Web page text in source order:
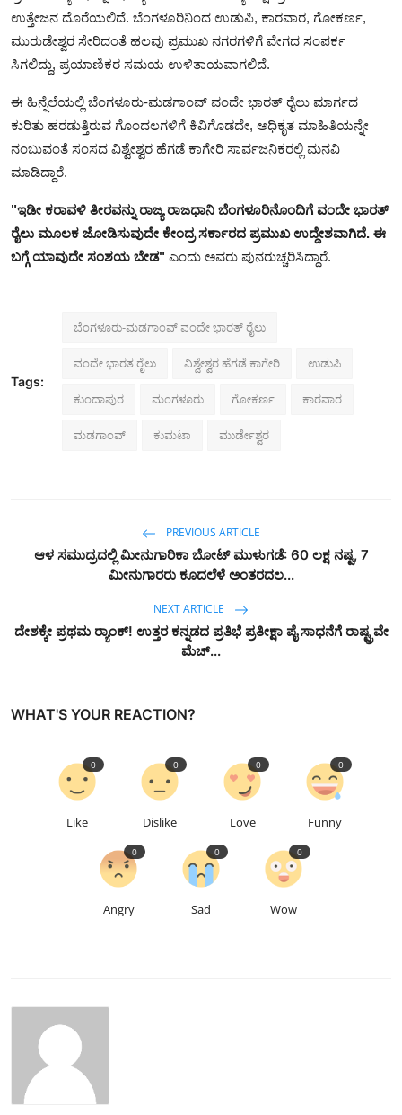
ಉತ್ತೇಜನ ದೊರೆಯಲಿದೆ. ಬೆಂಗಳೂರಿನಿಂದ ಉಡುಪಿ, ಕಾರವಾರ, ಗೋಕರ್ಣ,
ಮುರುಡೇಶ್ವರ ಸೇರಿದಂತೆ ಹಲವು ಪ್ರಮುಖ ನಗರಗಳಿಗೆ ವೇಗದ ಸಂಪರ್ಕ
ಸಿಗಲಿದ್ದು, ಪ್ರಯಾಣಿಕರ ಸಮಯ ಉಳಿತಾಯವಾಗಲಿದೆ.
ಈ ಹಿನ್ನೆಲೆಯಲ್ಲಿ ಬೆಂಗಳೂರು-ಮಡಗಾಂವ್ ವಂದೇ ಭಾರತ್ ರೈಲು ಮಾರ್ಗದ
ಕುರಿತು ಹರಡುತ್ತಿರುವ ಗೊಂದಲಗಳಿಗೆ ಕಿವಿಗೊಡದೇ, ಅಧಿಕೃತ ಮಾಹಿತಿಯನ್ನೇ
ನಂಬುವಂತೆ ಸಂಸದ ವಿಶ್ವೇಶ್ವರ ಹೆಗಡೆ ಕಾಗೇರಿ ಸಾರ್ವಜನಿಕರಲ್ಲಿ ಮನವಿ
ಮಾಡಿದ್ದಾರೆ.
"ಇಡೀ ಕರಾವಳಿ ತೀರವನ್ನು ರಾಜ್ಯ ರಾಜಧಾನಿ ಬೆಂಗಳೂರಿನೊಂದಿಗೆ ವಂದೇ ಭಾರತ್
ರೈಲು ಮೂಲಕ ಜೋಡಿಸುವುದೇ ಕೇಂದ್ರ ಸರ್ಕಾರದ ಪ್ರಮುಖ ಉದ್ದೇಶವಾಗಿದೆ. ಈ
ಬಗ್ಗೆ ಯಾವುದೇ ಸಂಶಯ ಬೇಡ" ಎಂದು ಅವರು ಪುನರುಚ್ಚರಿಸಿದ್ದಾರೆ.
Tags:
ಬೆಂಗಳೂರು-ಮಡಗಾಂವ್ ವಂದೇ ಭಾರತ್ ರೈಲು
ವಂದೇ ಭಾರತ ರೈಲು ವಿಶ್ವೇಶ್ವರ ಹೆಗಡೆ ಕಾಗೇರಿ ಉಡುಪಿ
ಕುಂದಾಪುರ ಮಂಗಳೂರು ಗೋಕರ್ಣ ಕಾರವಾರ
ಮಡಗಾಂವ್‌ ಕುಮಟಾ ಮುರ್ಡೇಶ್ವರ
PREVIOUS ARTICLE
ಆಳ ಸಮುದ್ರದಲ್ಲಿ ಮೀನುಗಾರಿಕಾ ಬೋಟ್ ಮುಳುಗಡೆ: 60 ಲಕ್ಷ ನಷ್ಟ, 7
ಮೀನುಗಾರರು ಕೂದಲೆಳೆ ಅಂತರದಲ...
NEXT ARTICLE
ದೇಶಕ್ಕೇ ಪ್ರಥಮ ರ‍್ಯಾಂಕ್! ಉತ್ತರ ಕನ್ನಡದ ಪ್ರತಿಭೆ ಪ್ರತೀಕ್ಷಾ ಪೈ ಸಾಧನೆಗೆ ರಾಷ್ಟ್ರವೇ
ಮೆಚ್...
WHAT'S YOUR REACTION?
Like
0
Dislike
0
Love
0
Funny
0
Angry
0
Sad
0
Wow
0